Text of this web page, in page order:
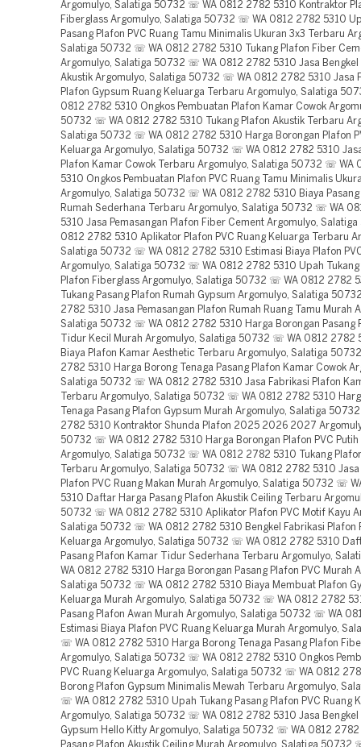
Argomulyo, Salatiga 50732 ☏ WA 0812 2782 5310 Kontraktor
Fiberglass Argomulyo, Salatiga 50732 ☏ WA 0812 2782 5310
Pasang Plafon PVC Ruang Tamu Minimalis Ukuran 3x3 Terbaru
Salatiga 50732 ☏ WA 0812 2782 5310 Tukang Plafon Fiber
Argomulyo, Salatiga 50732 ☏ WA 0812 2782 5310 Jasa Bengkel
Akustik Argomulyo, Salatiga 50732 ☏ WA 0812 2782 5310 Jasa
Plafon Gypsum Ruang Keluarga Terbaru Argomulyo, Salatiga
0812 2782 5310 Ongkos Pembuatan Plafon Kamar Cowok
50732 ☏ WA 0812 2782 5310 Tukang Plafon Akustik Terbaru
Salatiga 50732 ☏ WA 0812 2782 5310 Harga Borongan Plafon
Keluarga Argomulyo, Salatiga 50732 ☏ WA 0812 2782 5310
Plafon Kamar Cowok Terbaru Argomulyo, Salatiga 50732 ☏ WA
5310 Ongkos Pembuatan Plafon PVC Ruang Tamu Minimalis
Argomulyo, Salatiga 50732 ☏ WA 0812 2782 5310 Biaya Pasang
Rumah Sederhana Terbaru Argomulyo, Salatiga 50732 ☏ WA
5310 Jasa Pemasangan Plafon Fiber Cement Argomulyo,
0812 2782 5310 Aplikator Plafon PVC Ruang Keluarga Terbaru
Salatiga 50732 ☏ WA 0812 2782 5310 Estimasi Biaya Plafon
Argomulyo, Salatiga 50732 ☏ WA 0812 2782 5310 Upah Tukang
Plafon Fiberglass Argomulyo, Salatiga 50732 ☏ WA 0812 2782
Tukang Pasang Plafon Rumah Gypsum Argomulyo, Salatiga
2782 5310 Jasa Pemasangan Plafon Rumah Ruang Tamu Murah
Salatiga 50732 ☏ WA 0812 2782 5310 Harga Borongan Pasang
Tidur Kecil Murah Argomulyo, Salatiga 50732 ☏ WA 0812 2782
Biaya Plafon Kamar Aesthetic Terbaru Argomulyo, Salatiga
2782 5310 Harga Borong Tenaga Pasang Plafon Kamar Cowok
Salatiga 50732 ☏ WA 0812 2782 5310 Jasa Fabrikasi Plafon
Terbaru Argomulyo, Salatiga 50732 ☏ WA 0812 2782 5310
Tenaga Pasang Plafon Gypsum Murah Argomulyo, Salatiga
2782 5310 Kontraktor Shunda Plafon 2025 2026 2027
50732 ☏ WA 0812 2782 5310 Harga Borongan Plafon PVC Putih
Argomulyo, Salatiga 50732 ☏ WA 0812 2782 5310 Tukang
Terbaru Argomulyo, Salatiga 50732 ☏ WA 0812 2782 5310 Jasa
Plafon PVC Ruang Makan Murah Argomulyo, Salatiga 50732 ☏
5310 Daftar Harga Pasang Plafon Akustik Ceiling Terbaru
50732 ☏ WA 0812 2782 5310 Aplikator Plafon PVC Motif Kayu
Salatiga 50732 ☏ WA 0812 2782 5310 Bengkel Fabrikasi Plafon
Keluarga Argomulyo, Salatiga 50732 ☏ WA 0812 2782 5310
Pasang Plafon Kamar Tidur Sederhana Terbaru Argomulyo,
WA 0812 2782 5310 Harga Borongan Pasang Plafon PVC Murah
Salatiga 50732 ☏ WA 0812 2782 5310 Biaya Membuat Plafon
Keluarga Murah Argomulyo, Salatiga 50732 ☏ WA 0812 2782
Pasang Plafon Awan Murah Argomulyo, Salatiga 50732 ☏ WA
Estimasi Biaya Plafon PVC Ruang Keluarga Murah Argomulyo,
☏ WA 0812 2782 5310 Harga Borong Tenaga Pasang Plafon
Argomulyo, Salatiga 50732 ☏ WA 0812 2782 5310 Ongkos
PVC Ruang Keluarga Argomulyo, Salatiga 50732 ☏ WA 0812
Borong Plafon Gypsum Minimalis Mewah Terbaru Argomulyo,
☏ WA 0812 2782 5310 Upah Tukang Pasang Plafon PVC Ruang
Argomulyo, Salatiga 50732 ☏ WA 0812 2782 5310 Jasa Bengkel
Gypsum Hello Kitty Argomulyo, Salatiga 50732 ☏ WA 0812 2782
Pasang Plafon Akustik Ceiling Murah Argomulyo, Salatiga 50732